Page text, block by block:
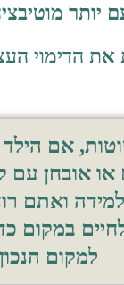
יותר
את הדימוי
אם
או אובחן עם
למידה ואתם
לחיים במקום
למקום